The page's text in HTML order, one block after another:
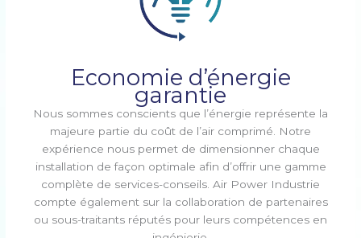
Economie d’énergie
garantie
Nous sommes conscients que l’énergie représente la
majeure partie du coût de l’air comprimé. Notre
expérience nous permet de dimensionner chaque
installation de façon optimale afin d’offrir une gamme
complète de services-conseils. Air Power Industrie
compte également sur la collaboration de partenaires
ou sous-traitants réputés pour leurs compétences en